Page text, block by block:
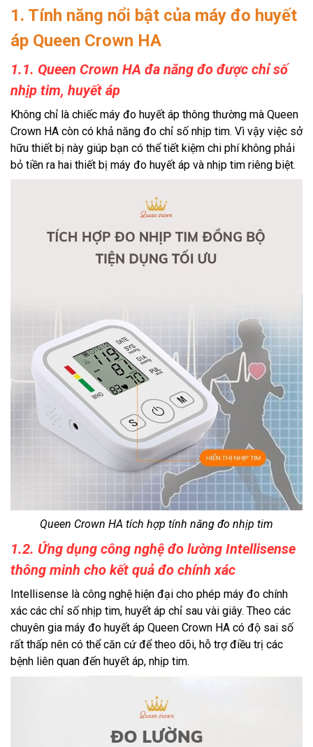
1. Tính năng nổi bật của máy đo huyết
áp Queen Crown HA
1.1. Queen Crown HA đa năng đo được chỉ số
nhịp tim, huyết áp
Không chỉ là chiếc máy đo huyết áp thông thường mà Queen
Crown HA còn có khả năng đo chỉ số nhịp tim. Vì vậy việc sở
hữu thiết bị này giúp bạn có thể tiết kiệm chi phí không phải
bỏ tiền ra hai thiết bị máy đo huyết áp và nhịp tim riêng biệt.
Queen Crown HA tích hợp tính năng đo nhịp tim
1.2. Ứng dụng công nghệ đo lường Intellisense
thông minh cho kết quả đo chính xác
Intellisense là công nghệ hiện đại cho phép máy đo chính
xác các chỉ số nhịp tim, huyết áp chỉ sau vài giây. Theo các
chuyên gia máy đo huyết áp Queen Crown HA có độ sai số
rất thấp nên có thể căn cứ để theo dõi, hỗ trợ điều trị các
bệnh liên quan đến huyết áp, nhịp tim.